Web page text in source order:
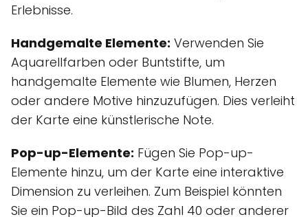
Erlebnisse.
Handgemalte Elemente: Verwenden Sie
Aquarellfarben oder Buntstifte, um
handgemalte Elemente wie Blumen, Herzen
oder andere Motive hinzuzufügen. Dies verleiht
der Karte eine künstlerische Note.
Pop-up-Elemente: Fügen Sie Pop-up-
Elemente hinzu, um der Karte eine interaktive
Dimension zu verleihen. Zum Beispiel könnten
Sie ein Pop-up-Bild des Zahl 40 oder anderer